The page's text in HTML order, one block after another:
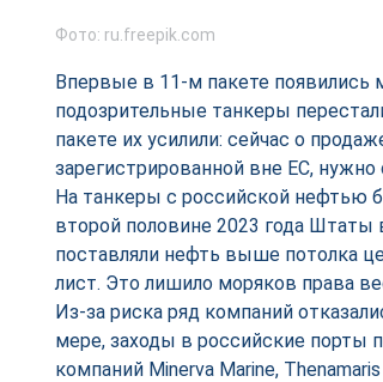
Фото: ru.freepik.com
Впервые в 11-м пакете
подозрительные танкеры
пакете их усилили: сейчас о
зарегистрированной вне ЕС,
На танкеры с российской нефтью
второй половине 2023 года Штаты
поставляли нефть выше потолка
лист. Это лишило моряков права
Из-за риска ряд компаний
мере, заходы в российские порты
компаний Minerva Marine,